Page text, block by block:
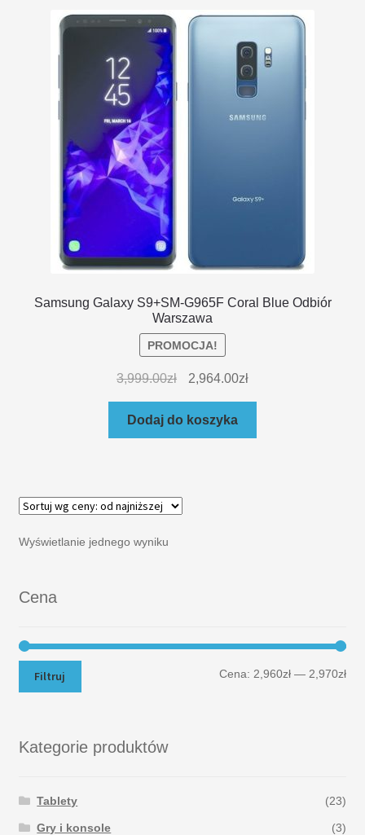
POLITYKA PRYWATNOŚCI
REGULAMIN SKLEPU
Samsung Galaxy S9+SM-G965F Coral Blue Odbiór
Warszawa
PROMOCJA!
3,999.00zł 2,964.00zł
Dodaj do koszyka
Wyświetlanie jednego wyniku
Cena
Filtruj Cena: 2,960zł — 2,970zł
Kategorie produktów
Tablety (23)
Gry i konsole (3)